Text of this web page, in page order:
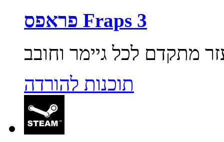
פראפס Fraps 3
תוכנות להורדה